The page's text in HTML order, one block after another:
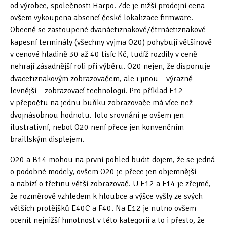
od výrobce, společnosti Harpo. Zde je nižší prodejní cena
ovšem vykoupena absencí české lokalizace firmware.
Obecně se zastoupené dvanáctiznakové/čtrnáctiznakové
kapesní terminály (všechny vyjma O20) pohybují většinově
v cenové hladině 30 až 40 tisíc Kč, tudíž rozdíly v ceně
nehrají zásadnější roli při výběru. O20 nejen, že disponuje
dvacetiznakovým zobrazovačem, ale i jinou – výrazně
levnější – zobrazovací technologií. Pro příklad E12
v přepočtu na jednu buňku zobrazovače má více než
dvojnásobnou hodnotu. Toto srovnání je ovšem jen
ilustrativní, neboť O20 není přece jen konvenčním
braillským displejem.
O20 a B14 mohou na první pohled budit dojem, že se jedná
o podobné modely, ovšem O20 je přece jen objemnější
a nabízí o třetinu větší zobrazovač. U E12 a F14 je zřejmé,
že rozměrově vzhledem k hloubce a výšce vyšly ze svých
větších protějšků E40C a F40. Na E12 je nutno ovšem
ocenit nejnižší hmotnost v této kategorii a to i přesto, že